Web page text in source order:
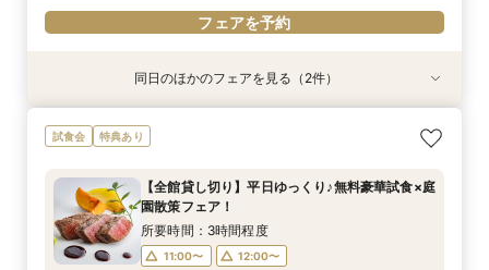
フェアを予約
8/27(木)
≪はじめての見学☆≫90分でショート相談会
【特典付き♪】
12:00〜
14:00〜
15:00〜
16:00〜
8/27(木)
〈平日限定♪〉＊1600坪の庭園美＆邸宅＊【全館
見学ツアー】
12:00〜
15:00〜
17:00〜
18:00〜
同日のほかのフェアを見る（2件）
試食会 特典あり
【全館貸し切り】平日ゆっくり♪無料豪華試食×庭
園散策フェア！
所要時間：3時間程度
11:00〜 12:00〜